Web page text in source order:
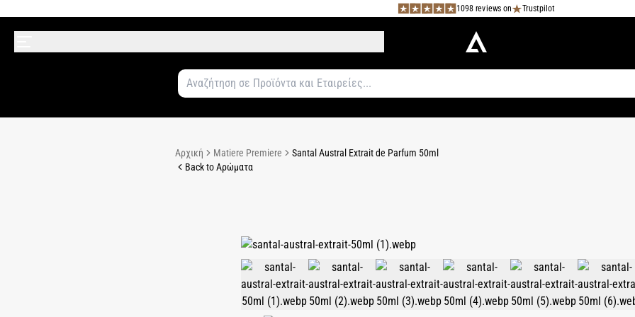
1098 reviews on Trustpilot
Αρχική Matiere Premiere
Santal Austral Extrait de Parfum 50ml
Back to Αρώματα